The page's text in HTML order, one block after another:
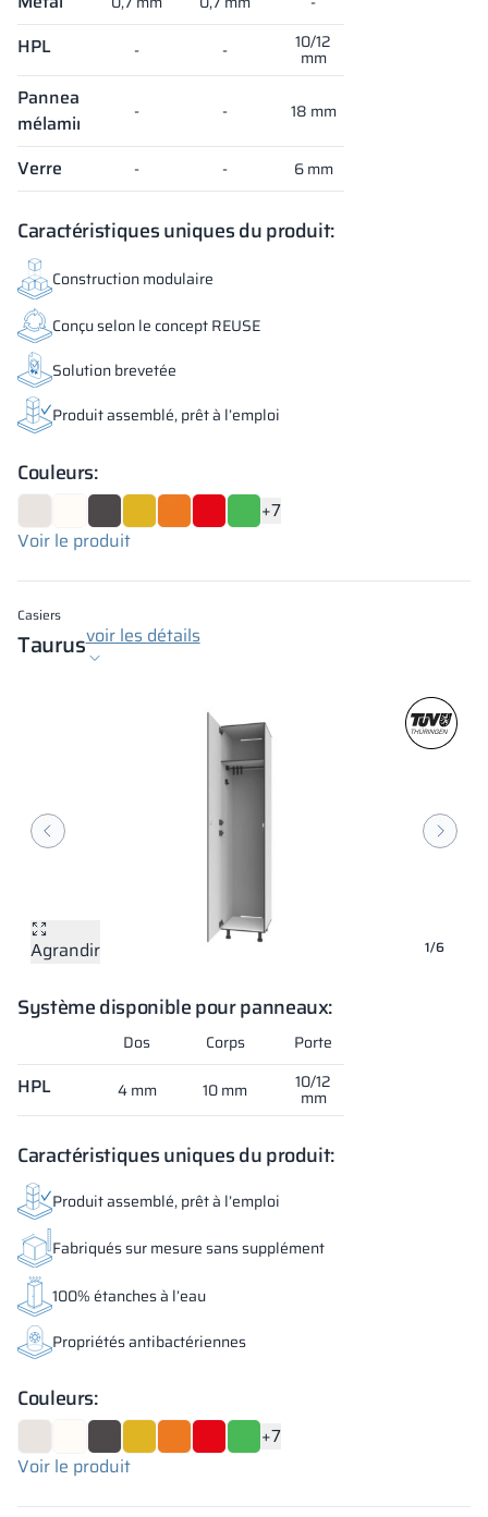
HPL - - 10/12
mm
Panneau
mélaminé
- - 18 mm
Verre - - 6 mm
Caractéristiques uniques du produit:
Construction modulaire
Conçu selon le concept REUSE
Solution brevetée
Produit assemblé, prêt à l’emploi
Couleurs:
+7
Voir le produit
Casiers
Taurusvoir les détails
1/6
Agrandir
Agrandir
Agrandir
Agrandir
Agrandir
Agrandir
Système disponible pour panneaux:
Dos Corps Porte
HPL 4 mm 10 mm 10/12
mm
Caractéristiques uniques du produit:
Produit assemblé, prêt à l’emploi
Fabriqués sur mesure sans supplément
100% étanches à l’eau
Propriétés antibactériennes
Couleurs:
+7
Voir le produit